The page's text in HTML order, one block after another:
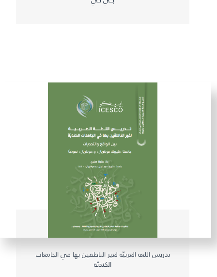
تدريس اللغة العربيّة لغير الناطقين بها في الجامعات
الكنديّة